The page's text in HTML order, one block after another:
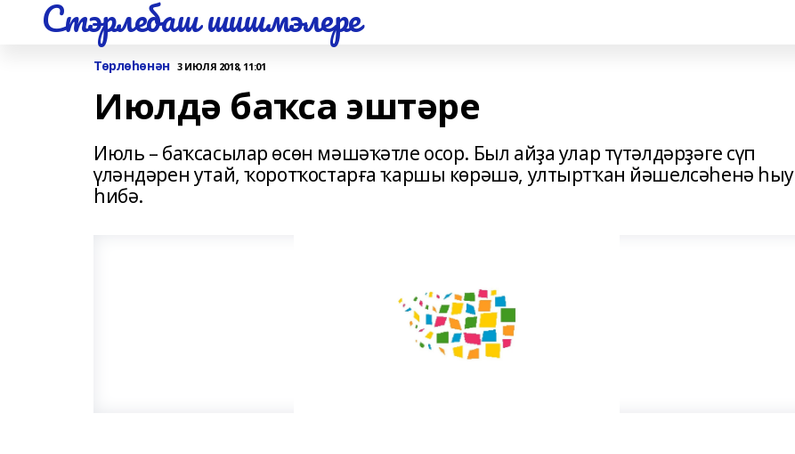
Стэрлебаш шишмэлере
Төрлөһөнән 3 ИЮЛЯ 2018, 11:01
Июлдә баҡса эштәре
Июль – баҡсасылар өсөн мәшәҡәтле осор. Был айҙа улар түтәлдәрҙәге сүп
үләндәрен утай, ҡоротҡостарға ҡаршы көрәшә, ултыртҡан йәшелсәһенә һыу
һибә.